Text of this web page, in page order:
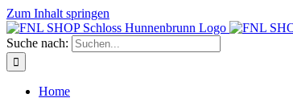
Zum Inhalt springen
Suche nach:
Home